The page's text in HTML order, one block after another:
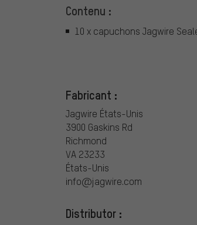
Contenu :
10 x capuchons Jagwire
Fabricant :
Jagwire États-Unis
3900 Gaskins Rd
Richmond
VA 23233
États-Unis
info@jagwire.com
Distributor :